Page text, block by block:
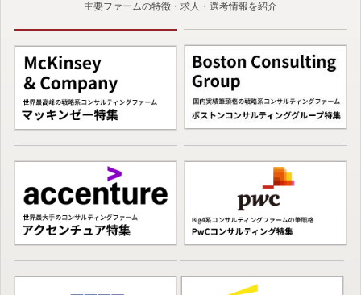
主要ファームの特徴・求人・選考情報を紹介